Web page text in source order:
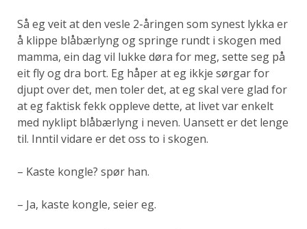
Så eg veit at den vesle 2-åringen som synest lykka er
å klippe blåbærlyng og springe rundt i skogen med
mamma, ein dag vil lukke døra for meg, sette seg på
eit fly og dra bort. Eg håper at eg ikkje sørgar for
djupt over det, men toler det, at eg skal vere glad for
at eg faktisk fekk oppleve dette, at livet var enkelt
med nyklipt blåbærlyng i neven. Uansett er det lenge
til. Inntil vidare er det oss to i skogen.
– Kaste kongle? spør han.
– Ja, kaste kongle, seier eg.